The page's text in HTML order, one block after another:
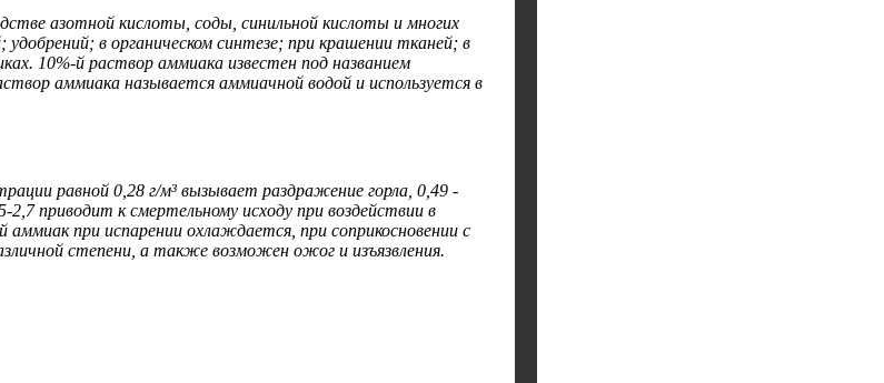
азотной кислоты, соды, синильной кислоты и многих
удобрений; в органическом синтезе; при крашении тканей; в
10%-й раствор аммиака известен под названием
аммиака называется аммиачной водой и используется в
равной 0,28 г/м³ вызывает раздражение горла, 0,49 -
2,7 приводит к смертельному исходу при воздействии в
при испарении охлаждается, при соприкосновении с
степени, а также возможен ожог и изъязвления.